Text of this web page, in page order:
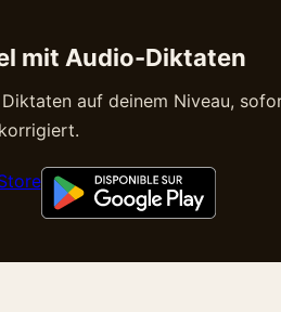
mit Audio-Diktaten
auf deinem Niveau,
korrigiert.